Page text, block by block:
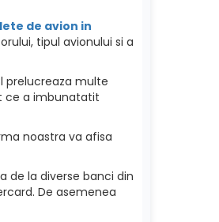
de avion in
tipul avionului si a
prelucreaza multe
ce a imbunatatit
noastra va afisa
de la diverse banci din
De asemenea